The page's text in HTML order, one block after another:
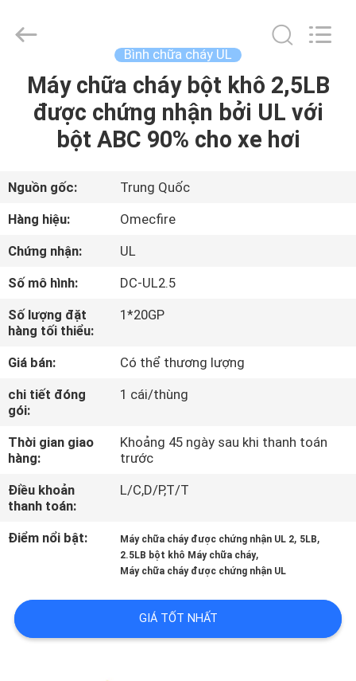
NHÀ
PHẨM
VIDEO
VỀ
CHÚNG
TÔI
THAM
QUAN
NHÀ
MÁY
KIỂM
LƯỢNG
Machinery
& Equipment
Reserved.
Bình chữa cháy UL
Máy chữa cháy bột khô 2,5LB
được chứng nhận bởi UL với
bột ABC 90% cho xe hơi
Nguồn gốc:
Trung Quốc
Hàng hiệu:
Omecfire
Chứng nhận:
UL
Số mô hình:
DC-UL2.5
Số lượng đặt
hàng tối thiểu:
1*20GP
Giá bán:
Có thể thương lượng
chi tiết đóng
gói:
1 cái/thùng
Thời gian giao
hàng:
Khoảng 45 ngày sau khi thanh toán
trước
Điều khoản
thanh toán:
L/C,D/P,T/T
Điểm nổi bật: Máy chữa cháy được chứng nhận UL 2, 5LB,
2.5LB bột khô Máy chữa cháy,
Máy chữa cháy được chứng nhận UL
GIÁ TỐT NHẤT